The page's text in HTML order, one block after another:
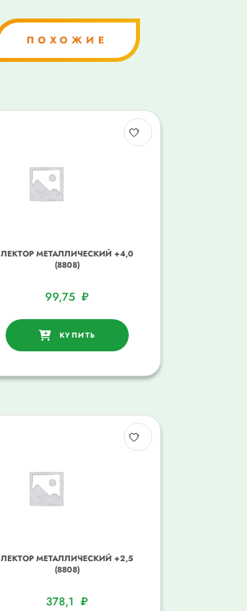
ПОХОЖИЕ
ЛЕКТОР МЕТАЛЛИЧЕСКИЙ +4,0
(8808)
99,75 ₽
КУПИТЬ
ЛЕКТОР МЕТАЛЛИЧЕСКИЙ +2,5
(8808)
378,1 ₽